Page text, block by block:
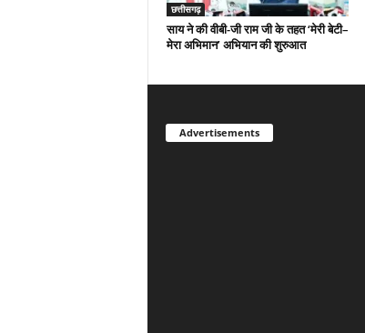
छत्तीसगढ़
साय ने की वीबी-जी राम जी के तहत ‘मेरी बेटी–
मेरा अभिमान’ अभियान की शुरुआत
Advertisements